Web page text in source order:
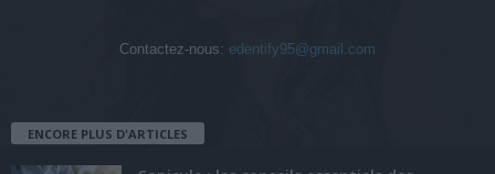
Contactez-nous: edentify95@gmail.com
ENCORE PLUS D'ARTICLES